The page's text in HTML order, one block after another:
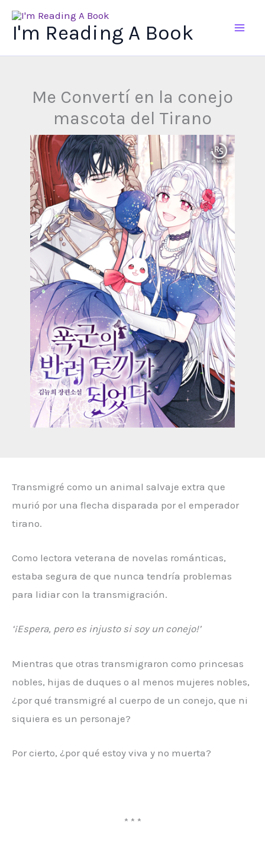
I'm Reading A Book
Me Convertí en la conejo
mascota del Tirano
Transmigré como un animal salvaje extra que
murió por una flecha disparada por el emperador
tirano.
Como lectora veterana de novelas románticas,
estaba segura de que nunca tendría problemas
para lidiar con la transmigración.
‘¡Espera, pero es injusto si soy un conejo!’
Mientras que otras transmigraron como princesas
nobles, hijas de duques o al menos mujeres nobles,
¿por qué transmigré al cuerpo de un conejo, que ni
siquiera es un personaje?
Por cierto, ¿por qué estoy viva y no muerta?
* * *